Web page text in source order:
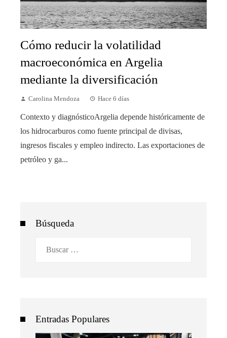
Cómo reducir la volatilidad
macroeconómica en Argelia
mediante la diversificación
Carolina Mendoza Hace 6 días
Contexto y diagnósticoArgelia depende históricamente de
los hidrocarburos como fuente principal de divisas,
ingresos fiscales y empleo indirecto. Las exportaciones de
petróleo y ga...
Búsqueda
Entradas Populares